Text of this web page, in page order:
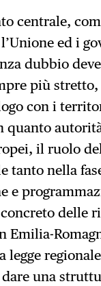
centrale,
ed i
dubbio
più stretto,
con i
quanto
il ruolo
tanto nella
e
delle
Emilia-
legge
una